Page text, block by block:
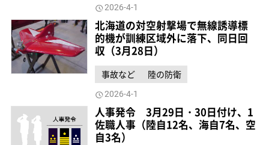
2026-4-1
北海道の対空射撃場で無線誘導標
的機が訓練区域外に落下、同日回
収（3月28日）
事故など 陸の防衛
2026-4-1
人事発令 3月29日・30日付け、1
佐職人事（陸自12名、海自7名、空
自3名）